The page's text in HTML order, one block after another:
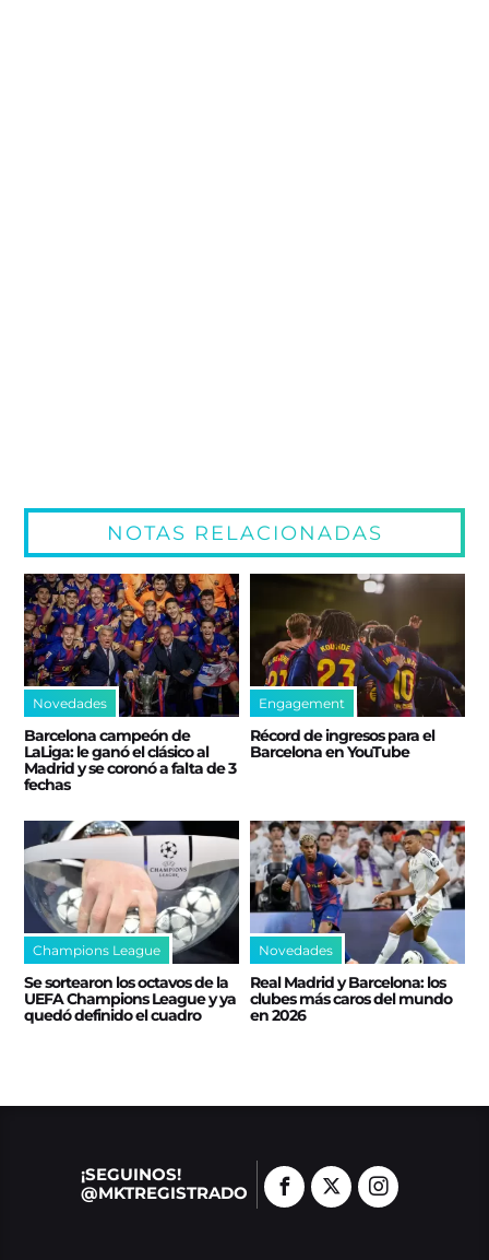
NOTAS RELACIONADAS
Novedades
Barcelona campeón de
LaLiga: le ganó el clásico al
Madrid y se coronó a falta de 3
fechas
Engagement
Récord de ingresos para el
Barcelona en YouTube
Champions League
Se sortearon los octavos de la
UEFA Champions League y ya
quedó definido el cuadro
Novedades
Real Madrid y Barcelona: los
clubes más caros del mundo
en 2026
¡SEGUINOS!
@MKTREGISTRADO